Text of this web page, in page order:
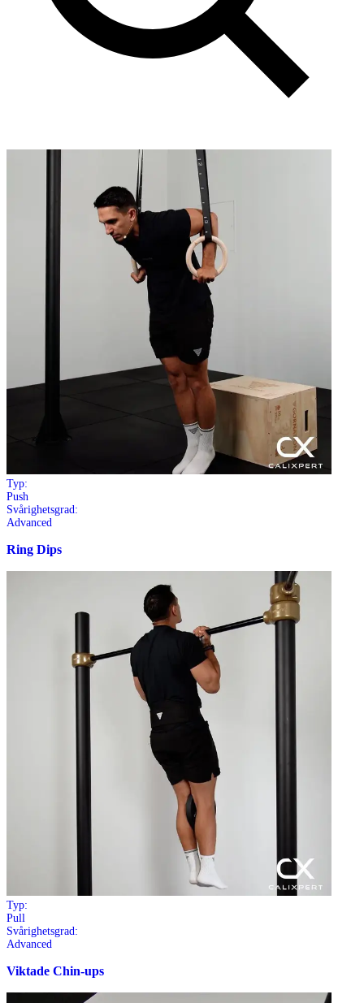
Typ:
Push
Svårighetsgrad:
Advanced
Ring Dips
Typ:
Pull
Svårighetsgrad:
Advanced
Viktade Chin-ups